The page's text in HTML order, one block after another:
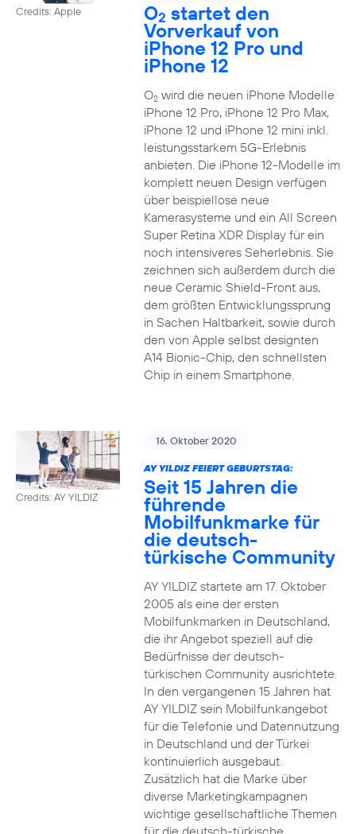
Credits: Apple O2 startet den
Vorverkauf von
iPhone 12 Pro und
iPhone 12
O2wird die neuen iPhone Modelle
iPhone 12 Pro, iPhone 12 Pro Max,
iPhone 12 und iPhone 12 mini inkl.
leistungsstarkem 5G-Erlebnis
anbieten. Die iPhone 12-Modelle im
komplett neuen Design verfügen
über beispiellose neue
Kamerasysteme und ein All Screen
Super Retina XDR Display für ein
noch intensiveres Seherlebnis. Sie
zeichnen sich außerdem durch die
neue Ceramic Shield-Front aus,
dem größten Entwicklungssprung
in Sachen Haltbarkeit, sowie durch
den von Apple selbst designten
A14 Bionic-Chip, den schnellsten
Chip in einem Smartphone.
Credits: AY YILDIZ
16. Oktober 2020
AY YILDIZ FEIERT GEBURTSTAG:
Seit 15 Jahren die
führende
Mobilfunkmarke für
die deutsch-
türkische Community
AY YILDIZ startete am 17. Oktober
2005 als eine der ersten
Mobilfunkmarken in Deutschland,
die ihr Angebot speziell auf die
Bedürfnisse der deutsch-
türkischen Community ausrichtete.
In den vergangenen 15 Jahren hat
AY YILDIZ sein Mobilfunkangebot
für die Telefonie und Datennutzung
in Deutschland und der Türkei
kontinuierlich ausgebaut.
Zusätzlich hat die Marke über
diverse Marketingkampagnen
wichtige gesellschaftliche Themen
für die deutsch-türkische